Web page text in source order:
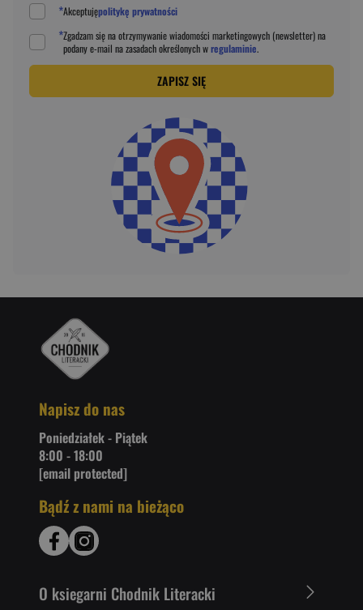
*Akceptujępolitykę prywatności
*Zgadzam się na otrzymywanie wiadomości marketingowych (newsletter) na
podanye-mail na zasadach określonych wregulaminie.
ZAPISZ SIĘ
Napisz do nas
Poniedziałek - Piątek
8:00 - 18:00
[email protected]
Bądź z nami na bieżąco
O ksiegarni Chodnik Literacki